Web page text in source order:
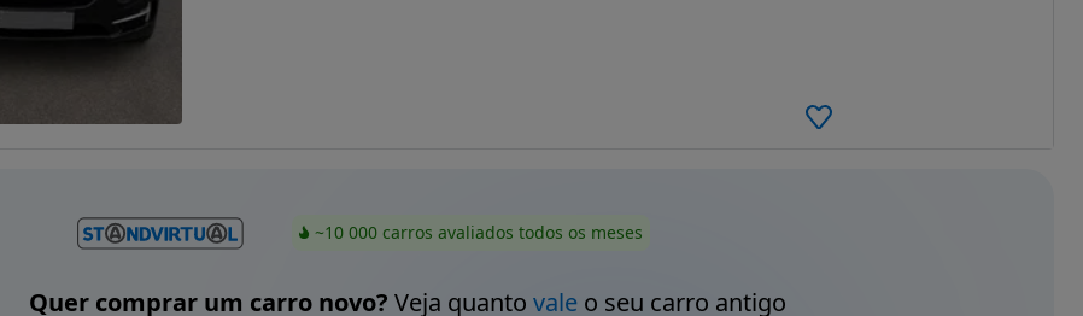
~10 000 carros avaliados todos os meses
Quer comprar um carro novo? Veja quanto valeo seu carro antigo